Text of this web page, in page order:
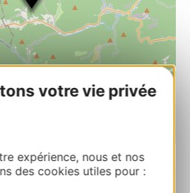
votre vie privée
expérience, nous et nos
des cookies utiles pour :